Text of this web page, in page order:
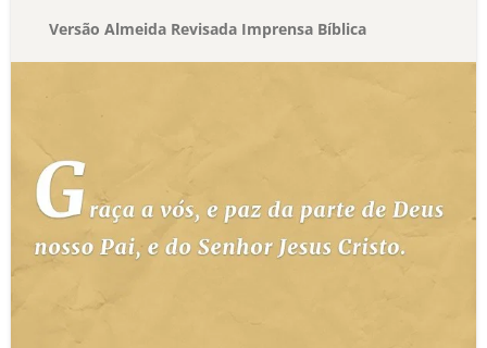
Versão Almeida Revisada Imprensa Bíblica